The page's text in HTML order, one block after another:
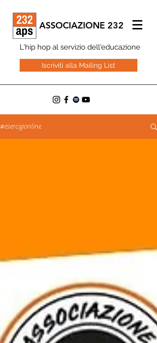
ASSOCIAZIONE 232
L'hip hop al servizio dell'educazione
Iscriviti alla Mailing List
#esercizionline